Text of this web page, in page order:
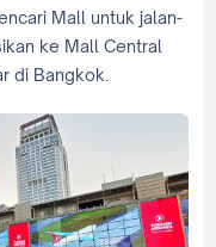
Mall untuk jalan-
ke Mall Central
di Bangkok.